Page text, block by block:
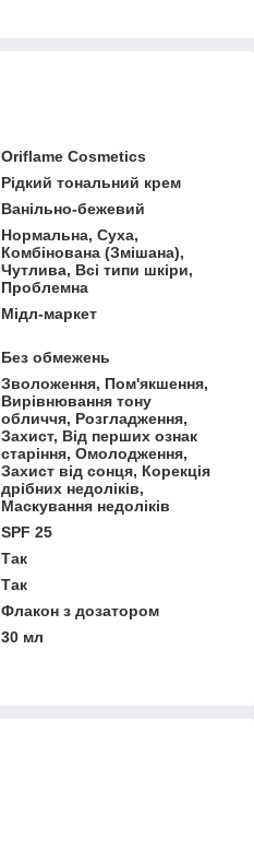
Oriflame Cosmetics
Рідкий тональний крем
Ванільно-бежевий
Нормальна, Суха,
Комбінована (Змішана),
Чутлива, Всі типи шкіри,
Проблемна
Мідл-маркет
Без обмежень
Зволоження, Пом'якшення,
Вирівнювання тону
обличчя, Розгладження,
Захист, Від перших ознак
старіння, Омолодження,
Захист від сонця, Корекція
дрібних недоліків,
Маскування недоліків
SPF 25
Так
Так
Флакон з дозатором
30 мл